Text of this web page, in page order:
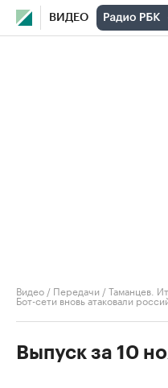
ВИДЕО
Видео / Передачи /Таманцев.
Бот-сети вновь атаковали
Выпуск за 10